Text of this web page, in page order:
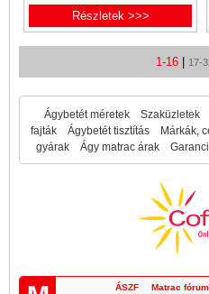
Részletek >>>
1-16| 17-
Ágybetét méretek Szaküzletek
fajták
Ágybetét tisztítás Márkák,
gyárak
Ágy matrac árak
ÁSZF Matrac